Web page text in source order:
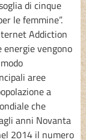
di cinque
le femmine”.
Addiction
energie vengono
aree
a
che
anni Novanta
2014 il numero